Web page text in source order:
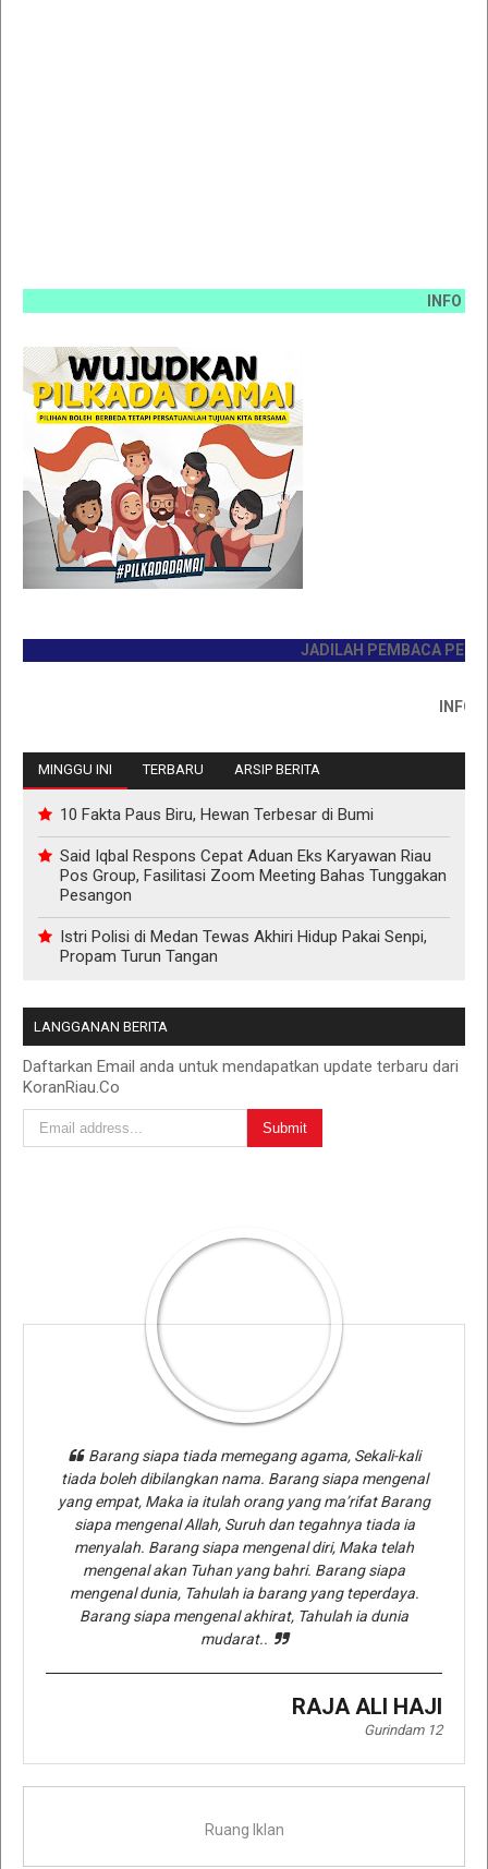
INFO
JADILAH PEMBACA PERTAMA
INFO
MINGGU INI TERBARU ARSIP BERITA
10 Fakta Paus Biru, Hewan Terbesar di Bumi
Said Iqbal Respons Cepat Aduan Eks Karyawan Riau
Pos Group, Fasilitasi Zoom Meeting Bahas Tunggakan
Pesangon
Istri Polisi di Medan Tewas Akhiri Hidup Pakai Senpi,
Propam Turun Tangan
LANGGANAN BERITA
Daftarkan Email anda untuk mendapatkan update terbaru dari
KoranRiau.Co
Barang siapa tiada memegang agama, Sekali-kali
tiada boleh dibilangkan nama. Barang siapa mengenal
yang empat, Maka ia itulah orang yang ma’rifat Barang
siapa mengenal Allah, Suruh dan tegahnya tiada ia
menyalah. Barang siapa mengenal diri, Maka telah
mengenal akan Tuhan yang bahri. Barang siapa
mengenal dunia, Tahulah ia barang yang teperdaya.
Barang siapa mengenal akhirat, Tahulah ia dunia
mudarat..
RAJA ALI HAJI
Gurindam 12
Ruang Iklan